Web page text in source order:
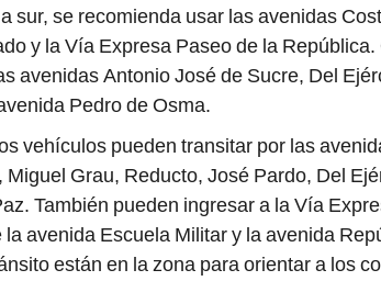
sur, se recomienda usar las avenidas
y la Vía Expresa Paseo de la República.
avenidas Antonio José de Sucre, Del
Pedro de Osma.
vehículos pueden transitar por las
Grau, Reducto, José Pardo, Del
También pueden ingresar a la Vía
avenida Escuela Militar y la avenida
están en la zona para orientar a los